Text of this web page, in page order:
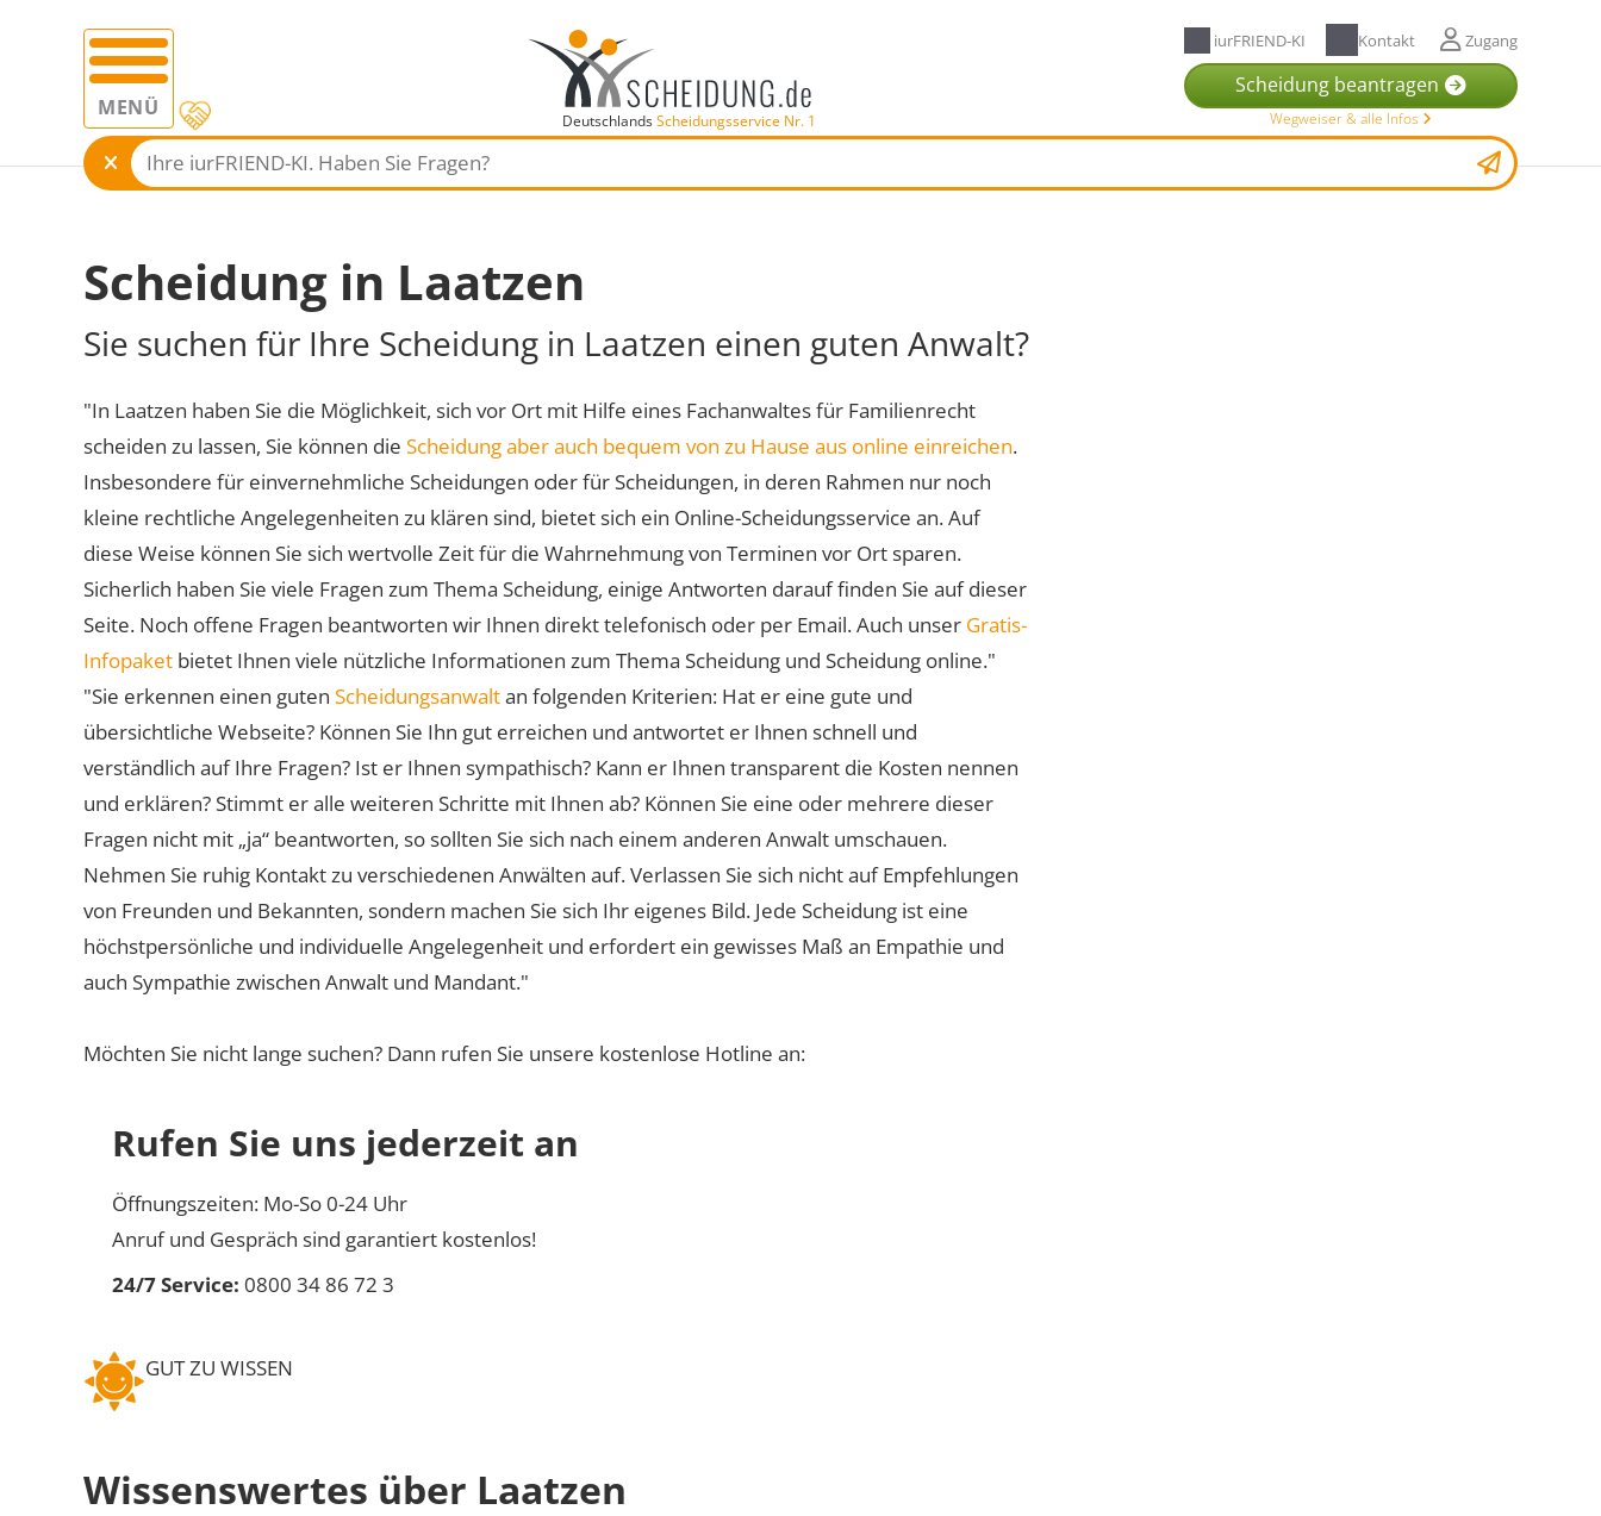
MENÜ DeutschlandsScheidungsservice Nr. 1
iurFRIEND-KI Kontakt Zugang
Scheidung beantragen
Wegweiser & alle Infos
Scheidung in Laatzen
Sie suchen für Ihre Scheidung in Laatzen einen guten Anwalt?
"In Laatzen haben Sie die Möglichkeit, sich vor Ort mit Hilfe eines Fachanwaltes für Familienrecht
scheiden zu lassen, Sie können die Scheidung aber auch bequem von zu Hause aus online einreichen.
Insbesondere für einvernehmliche Scheidungen oder für Scheidungen, in deren Rahmen nur noch
kleine rechtliche Angelegenheiten zu klären sind, bietet sich ein Online-Scheidungsservice an. Auf
diese Weise können Sie sich wertvolle Zeit für die Wahrnehmung von Terminen vor Ort sparen.
Sicherlich haben Sie viele Fragen zum Thema Scheidung, einige Antworten darauf finden Sie auf dieser
Seite. Noch offene Fragen beantworten wir Ihnen direkt telefonisch oder per Email. Auch unser Gratis-
Infopaket bietet Ihnen viele nützliche Informationen zum Thema Scheidung und Scheidung online."
"Sie erkennen einen guten Scheidungsanwaltan folgenden Kriterien: Hat er eine gute und
übersichtliche Webseite? Können Sie Ihn gut erreichen und antwortet er Ihnen schnell und
verständlich auf Ihre Fragen? Ist er Ihnen sympathisch? Kann er Ihnen transparent die Kosten nennen
und erklären? Stimmt er alle weiteren Schritte mit Ihnen ab? Können Sie eine oder mehrere dieser
Fragen nicht mit „ja“ beantworten, so sollten Sie sich nach einem anderen Anwalt umschauen.
Nehmen Sie ruhig Kontakt zu verschiedenen Anwälten auf. Verlassen Sie sich nicht auf Empfehlungen
von Freunden und Bekannten, sondern machen Sie sich Ihr eigenes Bild. Jede Scheidung ist eine
höchstpersönliche und individuelle Angelegenheit und erfordert ein gewisses Maß an Empathie und
auch Sympathie zwischen Anwalt und Mandant."
Möchten Sie nicht lange suchen? Dann rufen Sie unsere kostenlose Hotline an:
Rufen Sie uns jederzeit an
Öffnungszeiten: Mo-So 0-24 Uhr
Anruf und Gespräch sind garantiert kostenlos!
24/7 Service: 0800 34 86 72 3
GUT ZU WISSEN
Wissenswertes über Laatzen